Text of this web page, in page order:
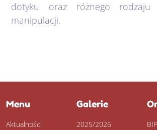
dotyku oraz różnego rodzaju
manipulacji.
Menu
Aktualności
Galerie
2025/2026
BIP